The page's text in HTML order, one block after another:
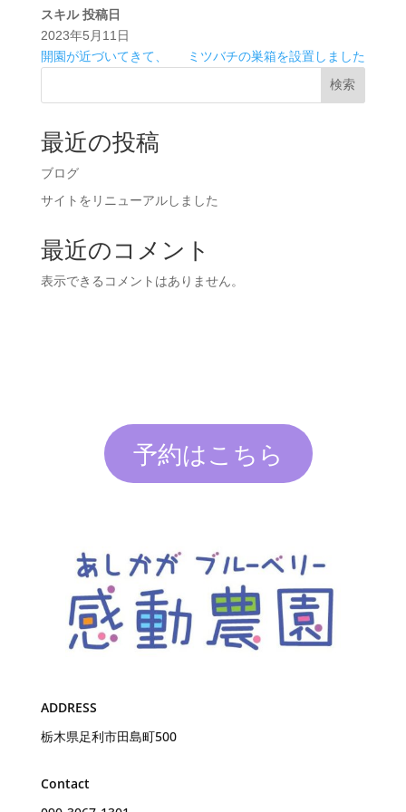
スキル 投稿日
2023年5月11日
開園が近づいてきて、
ミツバチの巣箱を設置しました
検索
最近の投稿
ブログ
サイトをリニューアルしました
最近のコメント
表示できるコメントはありません。
予約はこちら
ADDRESS
栃木県足利市田島町500
Contact